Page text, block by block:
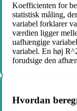
Koefficienten for
statistisk måling,
variabel forklarer
værdien ligger
uafhængige
variabel. En høj
forudsige den
Hvordan